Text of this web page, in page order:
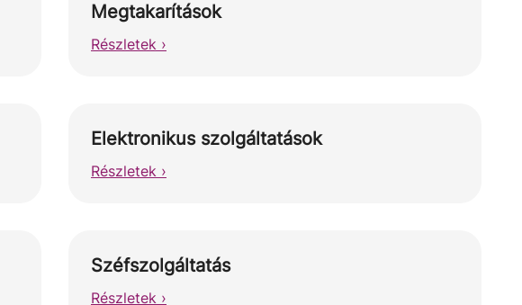
Megtakarítások
Részletek ›
Elektronikus szolgáltatások
Részletek ›
Széfszolgáltatás
Részletek ›